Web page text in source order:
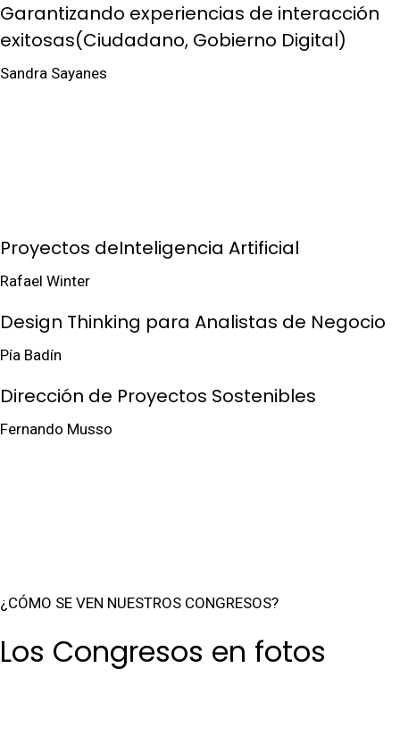
Garantizando experiencias de interacción
exitosas(Ciudadano, Gobierno Digital)
Sandra Sayanes
Proyectos deInteligencia Artificial
Rafael Winter
Design Thinking para Analistas de Negocio
Pía Badín
Dirección de Proyectos Sostenibles
Fernando Musso
¿CÓMO SE VEN NUESTROS CONGRESOS?
Los Congresos en fotos